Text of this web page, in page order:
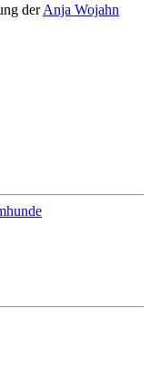
derAnja Wojahn